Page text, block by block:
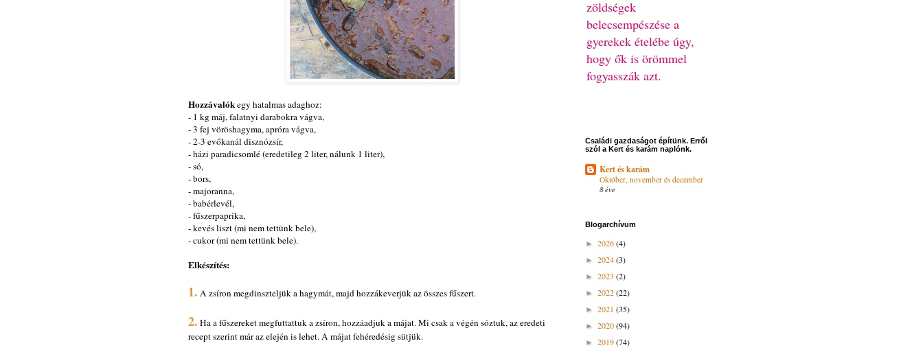
Hozzávalókegy hatalmas adaghoz:
- 1 kg máj, falatnyi darabokra vágva,
- 3 fej vöröshagyma, apróra vágva,
- 2-3 evőkanál disznózsír,
- házi paradicsomlé (eredetileg 2 liter, nálunk 1 liter),
- só,
- bors,
- majoranna,
- babérlevél,
- fűszerpaprika,
- kevés liszt (mi nem tettünk bele),
- cukor (mi nem tettünk bele).
Elkészítés:
1. A zsíron megdinszteljük a hagymát, majd hozzákeverjük az összes fűszert.
2. Ha a fűszereket megfuttattuk a zsíron, hozzáadjuk a májat. Mi csak a végén sóztuk, az eredeti
recept szerint már az elején is lehet. A májat fehéredésig sütjük.
zöldségek
belecsempészése a
gyerekek ételébe úgy,
hogy ők is örömmel
fogyasszák azt.
Családi gazdaságot építünk. Erről
szól a Kert és karám naplónk.
Kert és karám
Október, november és december
8 éve
Blogarchívum
► 2026(4)
► 2024(3)
► 2023 (2)
► 2022(22)
► 2021 (35)
► 2020(94)
► 2019(74)